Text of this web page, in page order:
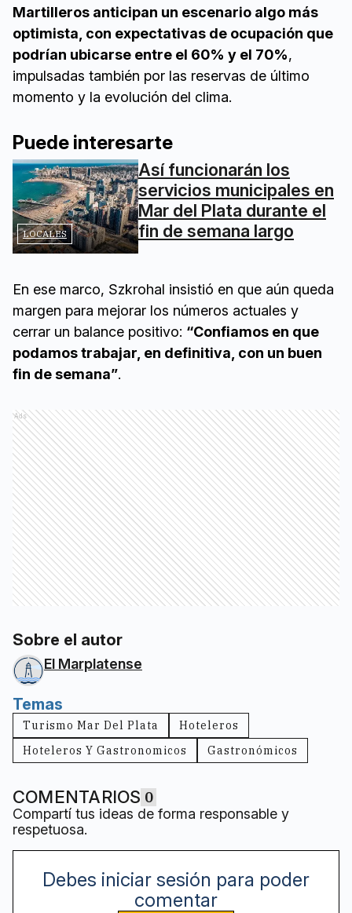
Martilleros anticipan un escenario algo más
optimista, con expectativas de ocupación que
podrían ubicarse entre el 60% y el 70%,
impulsadas también por las reservas de último
momento y la evolución del clima.
Puede interesarte
LOCALES
Así funcionarán los
servicios municipales en
Mar del Plata durante el
fin de semana largo
En ese marco, Szkrohal insistió en que aún queda
margen para mejorar los números actuales y
cerrar un balance positivo: “Confiamos en que
podamos trabajar, en definitiva, con un buen
fin de semana”.
Ads
Sobre el autor
El Marplatense
Temas
Turismo Mar Del Plata
Hoteleros
Hoteleros Y Gastronomicos
Gastronómicos
COMENTARIOS 0
Compartí tus ideas de forma responsable y
respetuosa.
Debes iniciar sesión para poder
comentar